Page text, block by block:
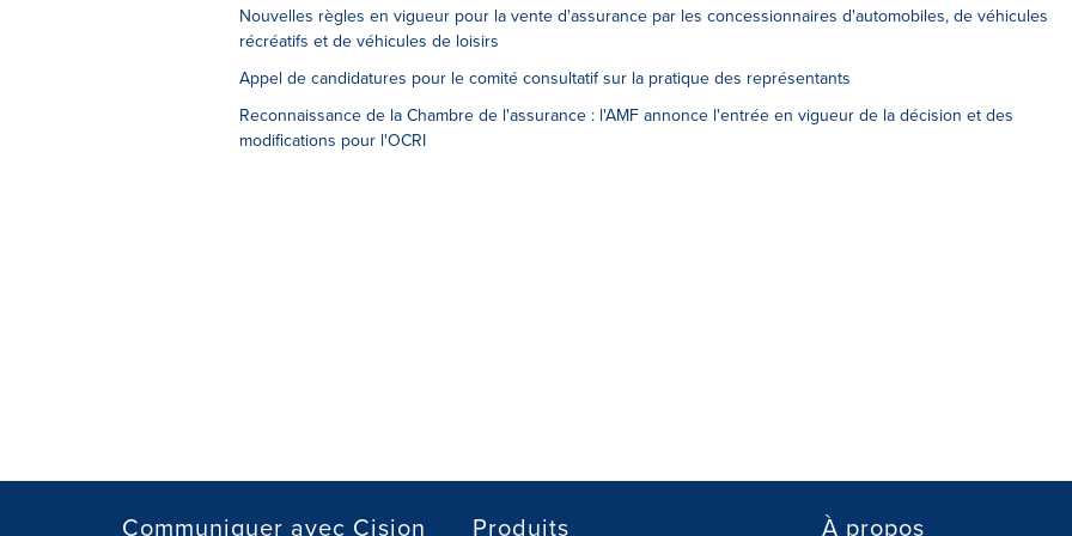
Nouvelles règles en vigueur pour la vente d'assurance par les concessionnaires d'automobiles, de véhicules
récréatifs et de véhicules de loisirs
Appel de candidatures pour le comité consultatif sur la pratique des représentants
Reconnaissance de la Chambre de l'assurance : l'AMF annonce l'entrée en vigueur de la décision et des
modifications pour l'OCRI
Communiquer avec Cision Produits À propos